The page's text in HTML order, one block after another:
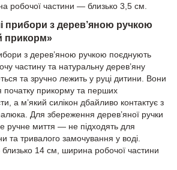
робочої частини — близько 3,5 см.
прибори з дерев’яною ручкою
прикорм»
з дерев’яною ручкою поєднують
частину та натуральну дерев’яну
та зручно лежить у руці дитини. Вони
початку прикорму та перших
а м’який силікон дбайливо контактує з
Для збереження дерев’яної ручки
ручне миття — не підходять для
та тривалого замочування у воді.
14 см, ширина робочої частини